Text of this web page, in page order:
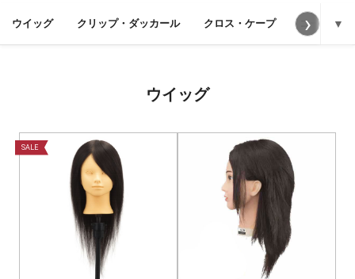
ウイッグ クリップ・ダッカール クロス・ケープ コーム ▼
›
ウイッグ
SALE